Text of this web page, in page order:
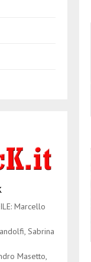
Marcello
Sabrina
Masetto,